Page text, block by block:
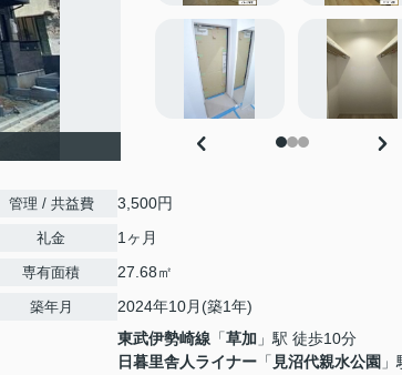
管理 / 共益費 3,500円
礼金 1ヶ月
専有面積 27.68㎡
築年月 2024年10月(築1年)
東武伊勢崎線 「草加 」駅 徒歩10分
日暮里舎人ライナー 「 見沼代親水公園